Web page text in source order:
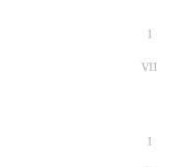
I
VII
I